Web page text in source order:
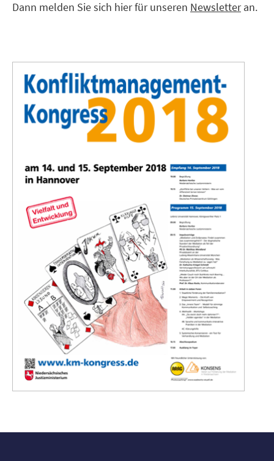
Dann melden Sie sich hier für unseren Newsletteran.